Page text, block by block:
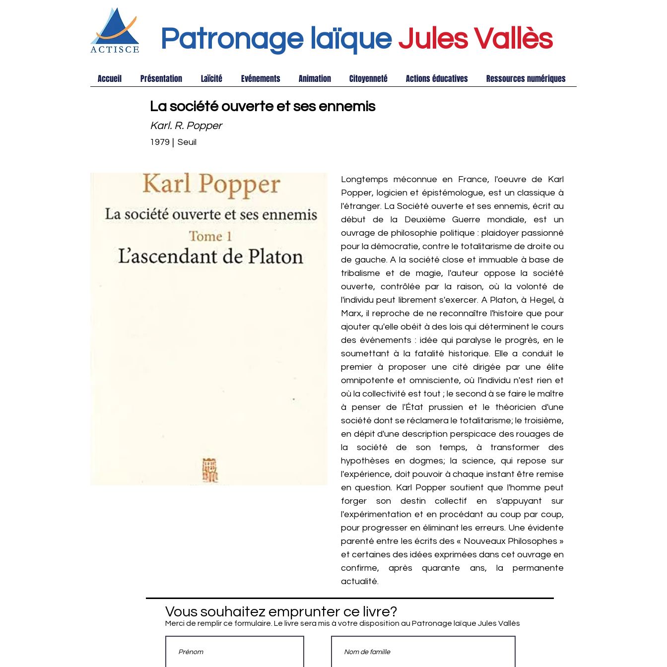
Patronage laïque Jules Vallès
Accueil Présentation Laïcité Evénements Animation Citoyenneté Actions éducatives Ressources numériques
La société ouverte et ses ennemis
Karl. R. Popper
1979 Seuil
Longtemps méconnue en France, l'oeuvre de Karl
Popper, logicien et épistémologue, est un classique à
l'étranger. La Société ouverte et ses ennemis, écrit au
début de la Deuxième Guerre mondiale, est un
ouvrage de philosophie politique : plaidoyer passionné
pour la démocratie, contre le totalitarisme de droite ou
de gauche. A la société close et immuable à base de
tribalisme et de magie, l'auteur oppose la société
ouverte, contrôlée par la raison, où la volonté de
l'individu peut librement s'exercer. A Platon, à Hegel, à
Marx, il reproche de ne reconnaître l'histoire que pour
ajouter qu'elle obéit à des lois qui déterminent le cours
des événements : idée qui paralyse le progrès, en le
soumettant à la fatalité historique. Elle a conduit le
premier à proposer une cité dirigée par une élite
omnipotente et omnisciente, où l'individu n'est rien et
où la collectivité est tout ; le second à se faire le maître
à penser de l'État prussien et le théoricien d'une
société dont se réclamera le totalitarisme; le troisième,
en dépit d'une description perspicace des rouages de
la société de son temps, à transformer des
hypothèses en dogmes; la science, qui repose sur
l'expérience, doit pouvoir à chaque instant être remise
en question. Karl Popper soutient que l'homme peut
forger son destin collectif en s'appuyant sur
l'expérimentation et en procédant au coup par coup,
pour progresser en éliminant les erreurs. Une évidente
parenté entre les écrits des « Nouveaux Philosophes »
et certaines des idées exprimées dans cet ouvrage en
confirme, après quarante ans, la permanente
actualité.
Vous souhaitez emprunter ce livre?
Merci de remplir ce formulaire. Le livre sera mis à votre disposition au Patronage laïque Jules Vallès